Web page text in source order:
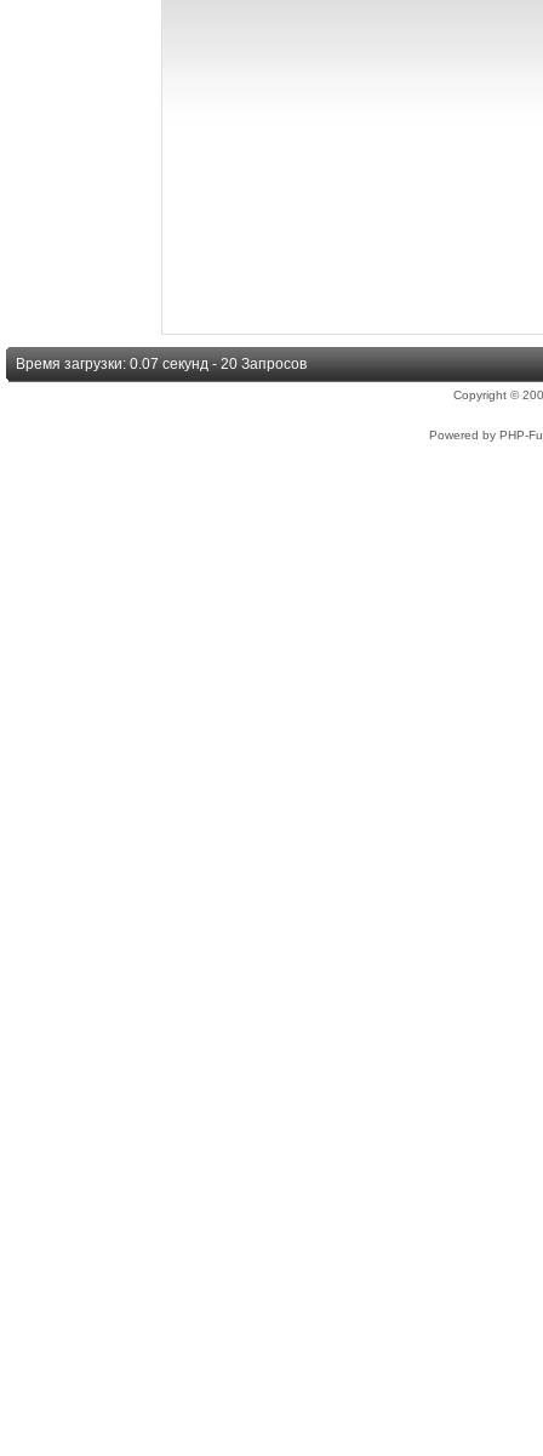
Время загрузки: 0.07 секунд - 20 Запросов
Copyright ©
Powered by PHP-